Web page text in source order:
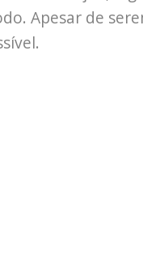
Apesar de